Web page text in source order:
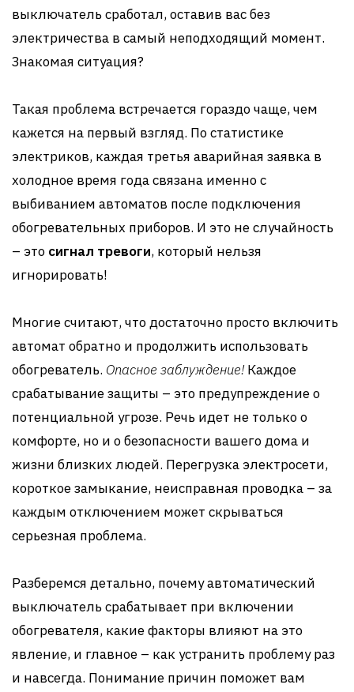
выключатель сработал, оставив вас без
электричества в самый неподходящий момент.
Знакомая ситуация?
Такая проблема встречается гораздо чаще, чем
кажется на первый взгляд. По статистике
электриков, каждая третья аварийная заявка в
холодное время года связана именно с
выбиванием автоматов после подключения
обогревательных приборов. И это не случайность
– это сигнал тревоги, который нельзя
игнорировать!
Многие считают, что достаточно просто включить
автомат обратно и продолжить использовать
обогреватель. Опасное заблуждение!Каждое
срабатывание защиты – это предупреждение о
потенциальной угрозе. Речь идет не только о
комфорте, но и о безопасности вашего дома и
жизни близких людей. Перегрузка электросети,
короткое замыкание, неисправная проводка – за
каждым отключением может скрываться
серьезная проблема.
Разберемся детально, почему автоматический
выключатель срабатывает при включении
обогревателя, какие факторы влияют на это
явление, и главное – как устранить проблему раз
и навсегда. Понимание причин поможет вам